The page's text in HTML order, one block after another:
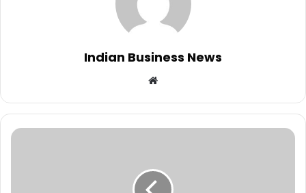
Indian Business News
Website